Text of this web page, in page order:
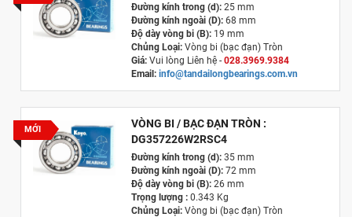
Đường kính trong (d):25 mm
Đường kính ngoài (D):68 mm
Độ dày vòng bi (B):19 mm
Chủng Loại: Vòng bi (bạc đạn) Tròn
Giá:Vui lòng Liên hệ - 028.3969.9384
Email: info@tandailongbearings.com.vn
MỚI
VÒNG BI / BẠC ĐẠN TRÒN :
DG357226W2RSC4
Đường kính trong (d):35 mm
Đường kính ngoài (D):72 mm
Độ dày vòng bi (B):26 mm
Trọng lượng :0.343 Kg
Chủng Loại: Vòng bi (bạc đạn) Tròn